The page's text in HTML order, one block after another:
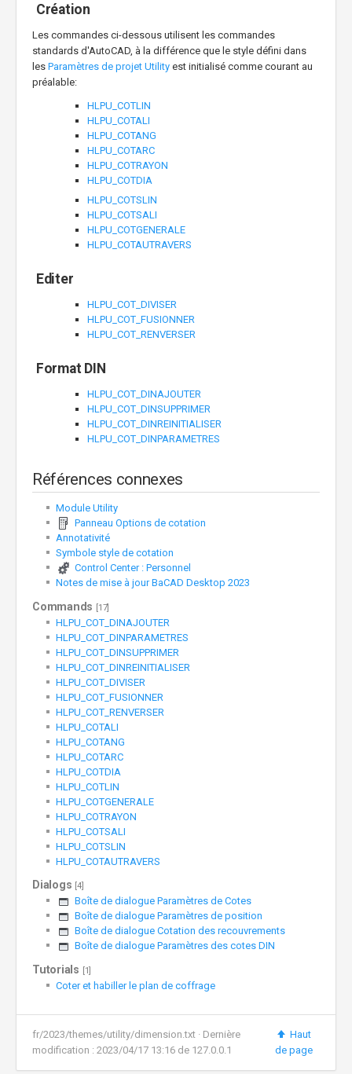
Création
Les commandes ci-dessous utilisent les commandes
standards d'AutoCAD, à la différence que le style défini dans
les Paramètres de projet Utility est initialisé comme courant au
préalable:
HLPU_COTLIN
HLPU_COTALI
HLPU_COTANG
HLPU_COTARC
HLPU_COTRAYON
HLPU_COTDIA
HLPU_COTSLIN
HLPU_COTSALI
HLPU_COTGENERALE
HLPU_COTAUTRAVERS
Editer
HLPU_COT_DIVISER
HLPU_COT_FUSIONNER
HLPU_COT_RENVERSER
Format DIN
HLPU_COT_DINAJOUTER
HLPU_COT_DINSUPPRIMER
HLPU_COT_DINREINITIALISER
HLPU_COT_DINPARAMETRES
Références connexes
Module Utility
Panneau Options de cotation
Annotativité
Symbole style de cotation
Control Center : Personnel
Notes de mise à jour BaCAD Desktop 2023
Commands [17]
HLPU_COT_DINAJOUTER
HLPU_COT_DINPARAMETRES
HLPU_COT_DINSUPPRIMER
HLPU_COT_DINREINITIALISER
HLPU_COT_DIVISER
HLPU_COT_FUSIONNER
HLPU_COT_RENVERSER
HLPU_COTALI
HLPU_COTANG
HLPU_COTARC
HLPU_COTDIA
HLPU_COTLIN
HLPU_COTGENERALE
HLPU_COTRAYON
HLPU_COTSALI
HLPU_COTSLIN
HLPU_COTAUTRAVERS
Dialogs [4]
Boîte de dialogue Paramètres de Cotes
Boîte de dialogue Paramètres de position
Boîte de dialogue Cotation des recouvrements
Boîte de dialogue Paramètres des cotes DIN
Tutorials [1]
Coter et habiller le plan de coffrage
fr/2023/themes/utility/dimension.txt · Dernière
modification : 2023/04/17 13:16 de 127.0.0.1
Haut
de page